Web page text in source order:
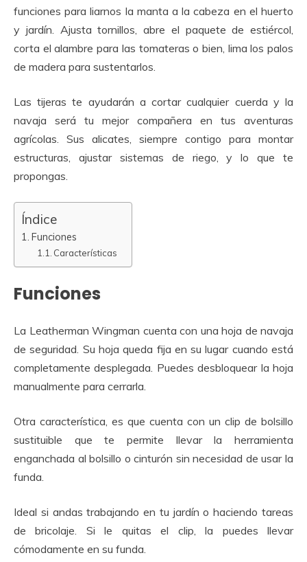
funciones para liarnos la manta a la cabeza en el huerto
y jardín. Ajusta tornillos, abre el paquete de estiércol,
corta el alambre para las tomateras o bien, lima los palos
de madera para sustentarlos.
Las tijeras te ayudarán a cortar cualquier cuerda y la
navaja será tu mejor compañera en tus aventuras
agrícolas. Sus alicates, siempre contigo para montar
estructuras, ajustar sistemas de riego, y lo que te
propongas.
Índice
Funciones
Características
Funciones
La Leatherman Wingman cuenta con una hoja de navaja
de seguridad. Su hoja queda fija en su lugar cuando está
completamente desplegada. Puedes desbloquear la hoja
manualmente para cerrarla.
Otra característica, es que cuenta con un clip de bolsillo
sustituible que te permite llevar la herramienta
enganchada al bolsillo o cinturón sin necesidad de usar la
funda.
Ideal si andas trabajando en tu jardín o haciendo tareas
de bricolaje. Si le quitas el clip, la puedes llevar
cómodamente en su funda.